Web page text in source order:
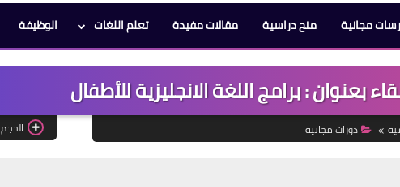
مجانية منح دراسية مقالات مفيدة تعلم اللغات الوظيفة
بعنوان : برامج اللغة الانجليزية للأطفال
دورات مجانية الحجم